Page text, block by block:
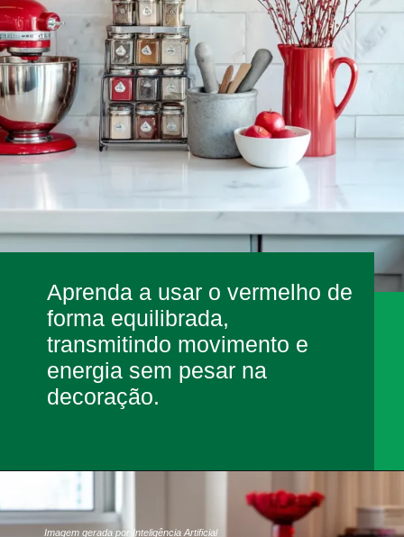
Aprenda a usar o vermelho de
forma equilibrada,
transmitindo movimento e
energia sem pesar na
decoração.